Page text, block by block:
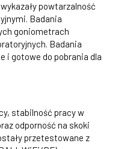
powtarzalność
Badania
goniometrach
Badania
i gotowe do pobrania dla
stabilność pracy w
odporność na skoki
przetestowane z